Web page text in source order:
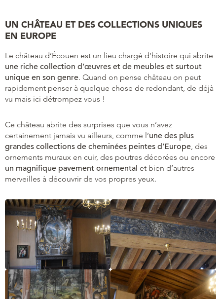
UN CHÂTEAU ET DES COLLECTIONS UNIQUES
EN EUROPE
Le château d’Écouen est un lieu chargé d’histoire qui abrite
une riche collection d’œuvres et de meubles et surtout
unique en son genre. Quand on pense château on peut
rapidement penser à quelque chose de redondant, de déjà
vu mais ici détrompez vous !
Ce château abrite des surprises que vous n’avez
certainement jamais vu ailleurs, comme l’une des plus
grandes collections de cheminées peintes d’Europe , des
ornements muraux en cuir, des poutres décorées ou encore
un magnifique pavement ornemental et bien d’autres
merveilles à découvrir de vos propres yeux.